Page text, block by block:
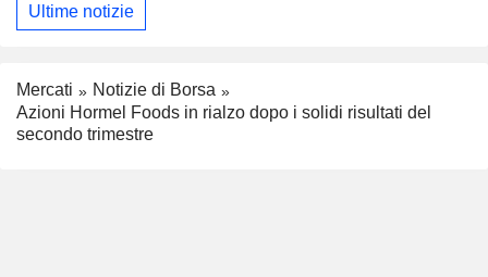
Ultime notizie
Mercati
Notizie di Borsa
Azioni Hormel Foods in rialzo dopo i solidi risultati del
secondo trimestre